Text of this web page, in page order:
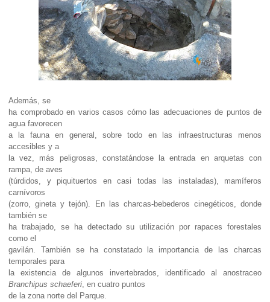
Además, se
ha comprobado en varios casos cómo las adecuaciones de puntos de
agua favorecen
a la fauna en general, sobre todo en las infraestructuras menos
accesibles y a
la vez, más peligrosas, constatándose la entrada en arquetas con
rampa, de aves
(túrdidos, y piquituertos en casi todas las instaladas), mamíferos
carnívoros
(zorro, gineta y tejón). En las charcas-bebederos cinegéticos, donde
también se
ha trabajado, se ha detectado su utilización por rapaces forestales
como el
gavilán. También se ha constatado la importancia de las charcas
temporales para
la existencia de algunos invertebrados, identificado al anostraceo
Branchipus schaeferi, en cuatro puntos
de la zona norte del Parque.